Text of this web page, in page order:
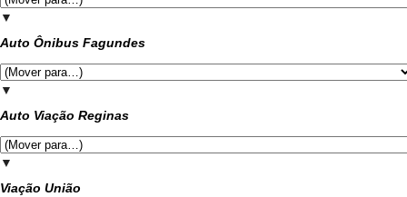
▼
Auto Ônibus Fagundes
▼
Auto Viação Reginas
▼
Viação União